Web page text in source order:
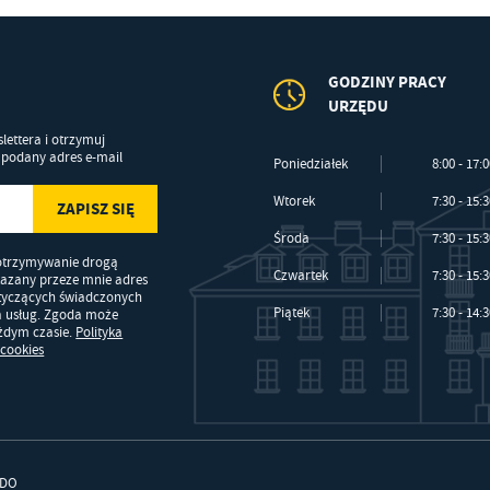
i otrzymuj
adres e-mail
drogą
przeze mnie adres
świadczonych
Zgoda może
czasie. Polityka
GODZINY PRACY
URZĘDU
Poniedziałek 8:00 -
Wtorek 7:30 -
Środa 7:30 -
Czwartek 7:30 -
Piątek 7:30 -